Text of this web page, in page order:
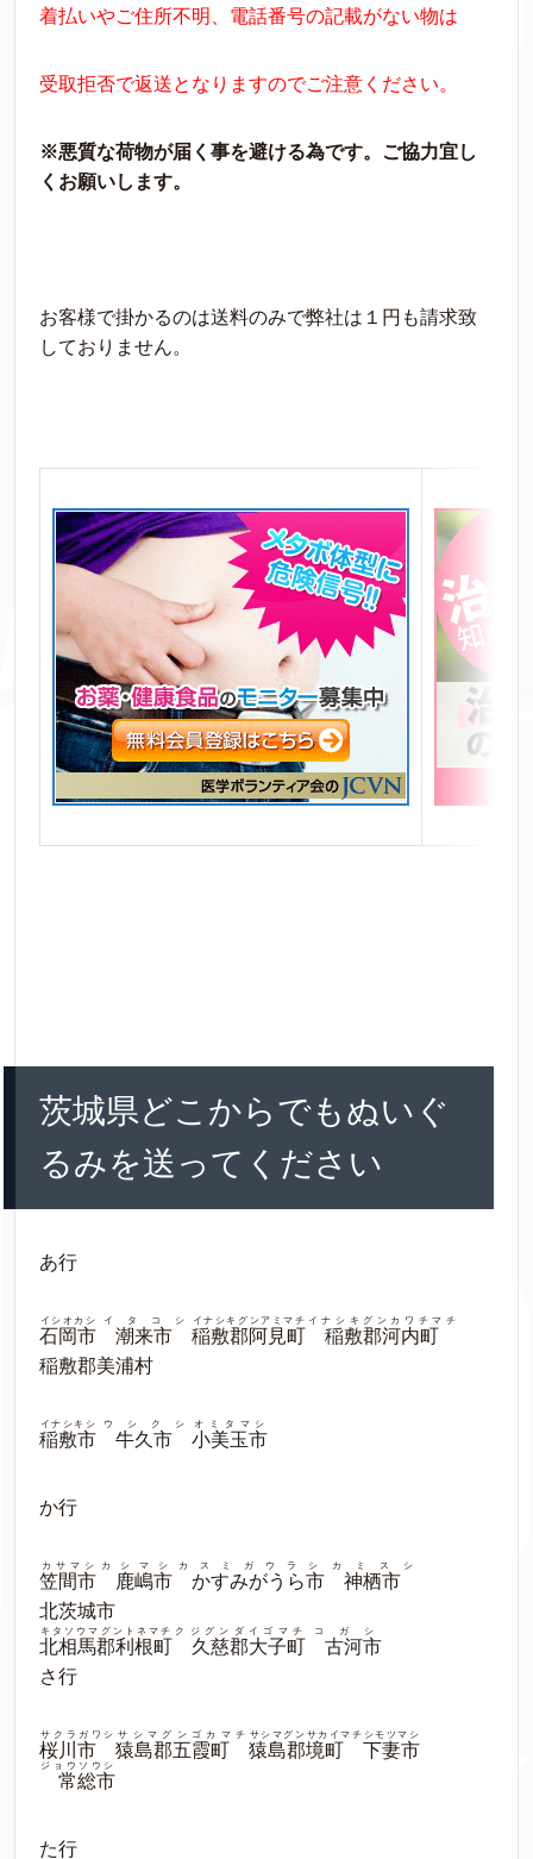
着払いやご住所不明、電話番号の記載がない物は
受取拒否で返送となりますのでご注意ください。
※悪質な荷物が届く事を避ける為です。ご協力宜し
くお願いします。
お客様で掛かるのは送料のみで弊社は１円も請求致
しておりません。
茨城県どこからでもぬいぐ
るみを送ってください
あ行
石岡市
イシオカシ
潮来市
イタコシ
稲敷郡阿見町
イナシキグンアミマチ
稲敷郡河内町
イナシキグンカワチマチ
稲敷郡美浦村
稲敷市
イナシキシ
牛久市
ウシクシ
小美玉市
オミタマシ
か行
笠間市
カサマシ
鹿嶋市
カシマシ
かすみがうら市
カスミガウラシ
神栖市
カミスシ
北茨城市
北相馬郡利根町
キタソウマグントネマチ
久慈郡大子町
クジグンダイゴマチ
古河市
コガシ
さ行
桜川市
サクラガワシ
猿島郡五霞町
サシマグンゴカマチ
猿島郡境町
サシマグンサカイマチ
下妻市
シモツマシ
常総市
ジョウソウシ
た行